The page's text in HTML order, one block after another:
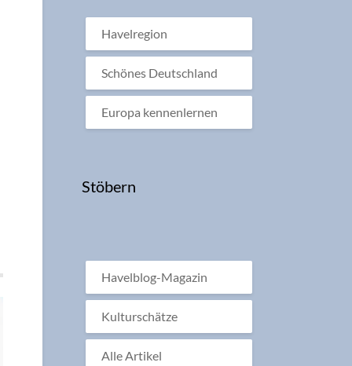
Havelregion
Schönes Deutschland
Europa kennenlernen
Stöbern
Havelblog-Magazin
Kulturschätze
Alle Artikel